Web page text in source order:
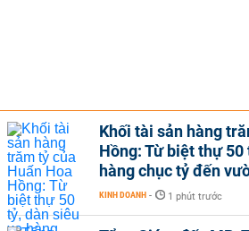
Khối tài sản hàng
Hồng: Từ biệt thự 50
hàng chục tỷ đến
KINH DOANH - 1 phút trước